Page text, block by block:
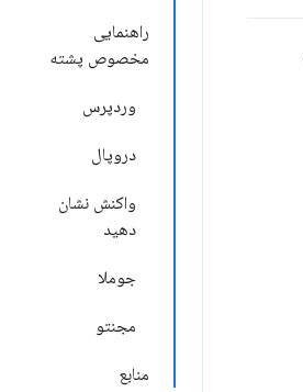
راهنمایی
مخصوص پشته
وردپرس
دروپال
واکنش نشان
دهید
جوملا
مجنتو
منابع